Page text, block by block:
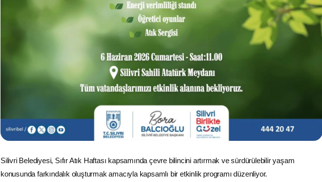
Silivri Belediyesi, Sıfır Atık Haftası kapsamında çevre bilincini artırmak ve sürdürülebilir yaşam
konusunda farkındalık oluşturmak amacıyla kapsamlı bir etkinlik programı düzenliyor.